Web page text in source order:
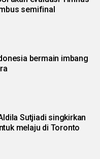
semifinal
bermain imbang
Sutjiadi singkirkan
melaju di Toronto